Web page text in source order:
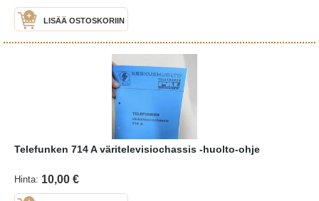
LISÄÄ OSTOSKORIIN
Telefunken 714 A väritelevisiochassis -huolto-ohje
Hinta: 10,00 €